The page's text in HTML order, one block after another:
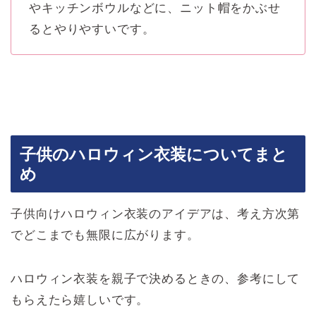
やキッチンボウルなどに、ニット帽をかぶせ
るとやりやすいです。
子供のハロウィン衣装についてまと
め
子供向けハロウィン衣装のアイデアは、考え方次第
でどこまでも無限に広がります。
ハロウィン衣装を親子で決めるときの、参考にして
もらえたら嬉しいです。